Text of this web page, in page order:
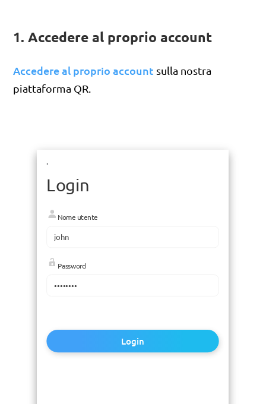
1. Accedere al proprio account
Accedere al proprio account sulla nostra
piattaforma QR.
.
Login
Nome utente
Password
Login